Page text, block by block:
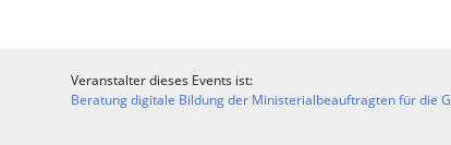
Veranstalter dieses Events ist:
Beratung digitale Bildung der Ministerialbeauftragten für die